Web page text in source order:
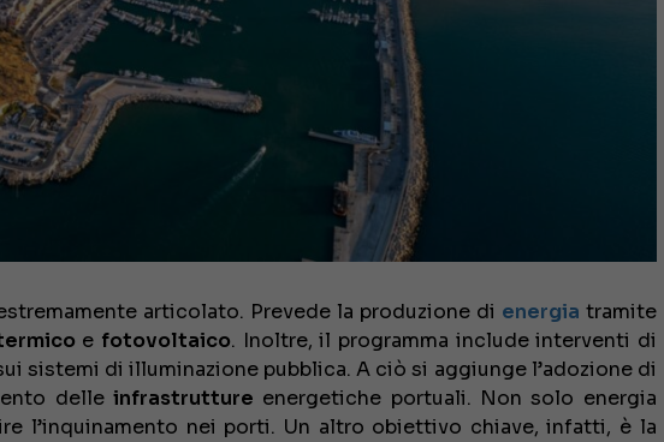
articolato. Prevede la produzione di energia tramite
e fotovoltaico. Inoltre, il programma include interventi di
sistemi di illuminazione pubblica. A ciò si aggiunge l’adozione di
delle infrastrutture energetiche portuali. Non solo energia
l’inquinamento nei porti. Un altro obiettivo chiave, infatti, è la